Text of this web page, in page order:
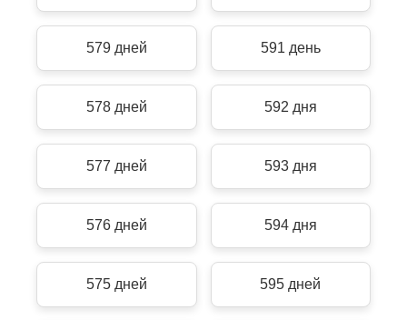
579 дней 591 день
578 дней 592 дня
577 дней 593 дня
576 дней 594 дня
575 дней 595 дней